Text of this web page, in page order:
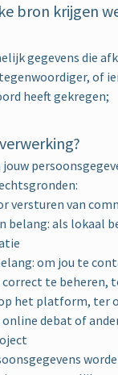
bron krijgen
gegevens die
of
heeft gekregen;
versturen van
belang: als lokaal
om jou te
te beheren,
het platform, ter
online debat of